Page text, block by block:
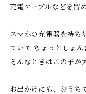
充電ケーブルなどを留
スマホの充電器を持ち
ていて ちょっとしょん
そんなときはこの子
お出かけにも、おう